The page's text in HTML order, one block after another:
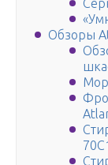
Обзоры